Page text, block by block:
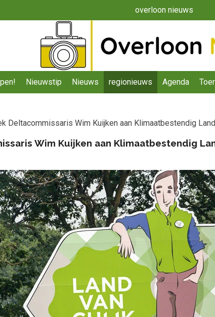
overloon nieuws
Nieuwstip Nieuws regionieuws Agenda
Deltacommissaris Wim Kuijken aan Klimaatbestendig
Wim Kuijken aan Klimaatbestendig